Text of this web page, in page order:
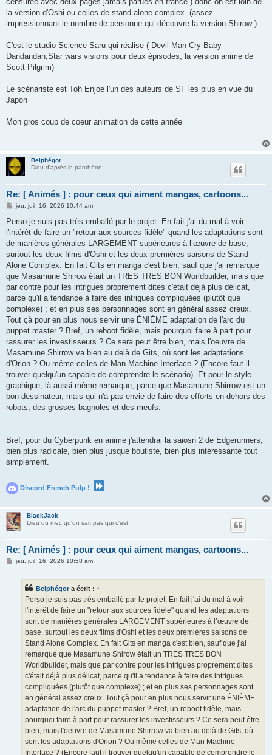
la version d'Oshi ou celles de stand alone complex (assez
impressionnant le nombre de personne qui découvre la version Shirow )
C'est le studio Science Saru qui réalise ( Devil Man Cry Baby
Dandandan,Star wars visions pour deux épisodes, la version anime de
Scott Pilgrim)
Le scénariste est Toh Enjoe l'un des auteurs de SF les plus en vue du
Japon
Mon gros coup de coeur animation de cette année
Belphégor
Dieu d'après le panthéon
Re: [ Animés ] : pour ceux qui aiment mangas, cartoons...
M
s
a
g
jeu. juil. 16, 2026 10:44 am
Perso je suis pas très emballé par le projet. En fait j'ai du mal à voir
l'intérêt de faire un "retour aux sources fidèle" quand les adaptations sont
de manières générales LARGEMENT supérieures à l’œuvre de base,
surtout les deux films d'Oshi et les deux premières saisons de Stand
Alone Complex. En fait Gits en manga c'est bien, sauf que j'ai remarqué
que Masamune Shirow était un TRES TRES BON Worldbuilder, mais que
par contre pour les intrigues proprement dites c'était déjà plus délicat,
parce qu'il a tendance à faire des intrigues compliquées (plutôt que
complexe) ; et en plus ses personnages sont en général assez creux.
Tout çà pour en plus nous servir une ÉNIÈME adaptation de l'arc du
puppet master ? Bref, un reboot fidèle, mais pourquoi faire à part pour
rassurer les investisseurs ? Ce sera peut être bien, mais l'oeuvre de
Masamune Shirrow va bien au delà de Gits, où sont les adaptations
d'Orion ? Ou même celles de Man Machine Interface ? (Encore faut il
trouver quelqu'un capable de comprendre le scénario). Et pour le style
graphique, là aussi même remarque, parce que Masamune Shirrow est un
bon dessinateur, mais qui n'a pas envie de faire des efforts en dehors des
robots, des grosses bagnoles et des meufs.
Bref, pour du Cyberpunk en anime j'attendrai la saiosn 2 de Edgerunners,
bien plus radicale, bien plus jusque boutiste, bien plus intéressante tout
simplement.
Discord French Pulp !
BlackJack
Dieu du mec qu'on sait pas qui c'est
Re: [ Animés ] : pour ceux qui aiment mangas, cartoons...
Mjeu. juil. 16, 2026 10:58 am
Belphégor a écrit : ↑
Perso je suis pas très emballé par le projet. En fait j'ai du mal à voir
l'intérêt de faire un "retour aux sources fidèle" quand les adaptations
sont de manières générales LARGEMENT supérieures à l’œuvre de
base, surtout les deux films d'Oshi et les deux premières saisons de
Stand Alone Complex. En fait Gits en manga c'est bien, sauf que j'ai
remarqué que Masamune Shirow était un TRES TRES BON
Worldbuilder, mais que par contre pour les intrigues proprement dites
c'était déjà plus délicat, parce qu'il a tendance à faire des intrigues
compliquées (plutôt que complexe) ; et en plus ses personnages sont
en général assez creux. Tout çà pour en plus nous servir une ÉNIÈME
adaptation de l'arc du puppet master ? Bref, un reboot fidèle, mais
pourquoi faire à part pour rassurer les investisseurs ? Ce sera peut être
bien, mais l'oeuvre de Masamune Shirrow va bien au delà de Gits, où
sont les adaptations d'Orion ? Ou même celles de Man Machine
Interface ? (Encore faut il trouver quelqu'un capable de comprendre le